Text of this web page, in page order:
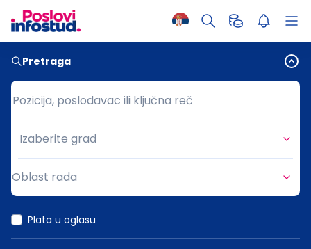
Pretraga
Pozicija, poslodavac ili ključna reč
Pozicija, poslodavac ili ključna reč
Grad
Izaberite grad
Oblast rada
Plata u oglasu